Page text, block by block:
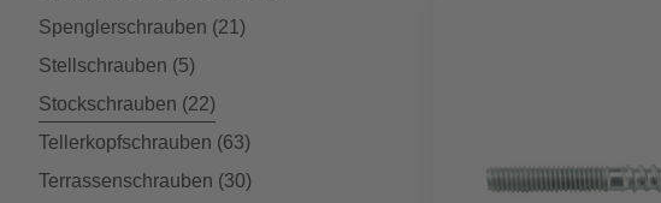
Spenglerschrauben (21)
Stellschrauben (5)
Stockschrauben (22)
Tellerkopfschrauben (63)
Terrassenschrauben (30)